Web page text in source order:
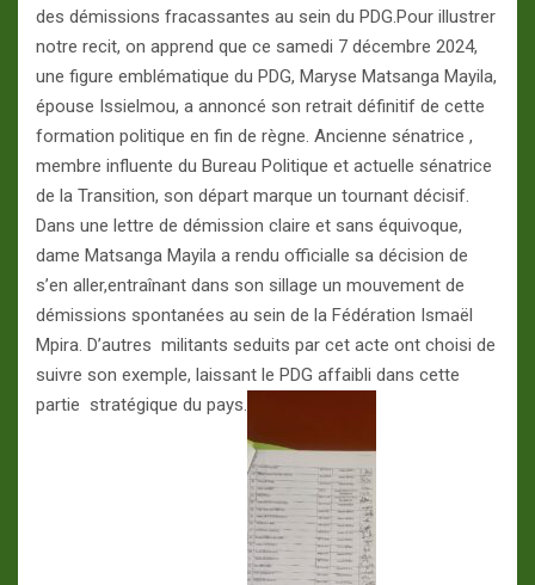
des démissions fracassantes au sein du PDG.Pour illustrer
notre recit, on apprend que ce samedi 7 décembre 2024,
une figure emblématique du PDG, Maryse Matsanga Mayila,
épouse Issielmou, a annoncé son retrait définitif de cette
formation politique en fin de règne. Ancienne sénatrice ,
membre influente du Bureau Politique et actuelle sénatrice
de la Transition, son départ marque un tournant décisif.
Dans une lettre de démission claire et sans équivoque,
dame Matsanga Mayila a rendu officialle sa décision de
s’en aller,entraînant dans son sillage un mouvement de
démissions spontanées au sein de la Fédération Ismaël
Mpira. D’autres militants seduits par cet acte ont choisi de
suivre son exemple, laissant le PDG affaibli dans cette
partie stratégique du pays.